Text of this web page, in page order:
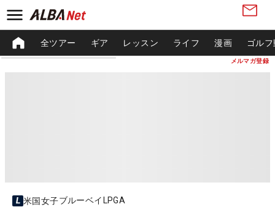
メルマガ登録
全ツアー ギア レッスン ライフ 漫画 ゴル
米国女子ブルーベイLPGA